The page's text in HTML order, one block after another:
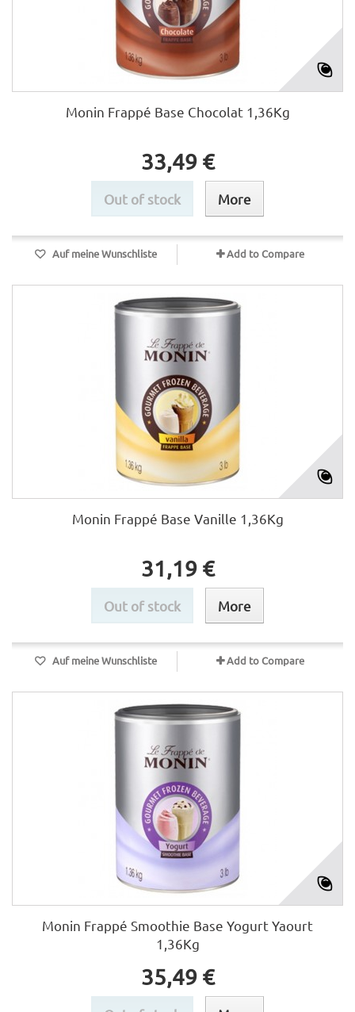
Monin Frappé Base Chocolat 1,36Kg
33,49 €
Out of stock More
Auf meine Wunschliste Add to Compare
Monin Frappé Base Vanille 1,36Kg
31,19 €
Out of stock More
Auf meine Wunschliste Add to Compare
Monin Frappé Smoothie Base Yogurt Yaourt
1,36Kg
35,49 €